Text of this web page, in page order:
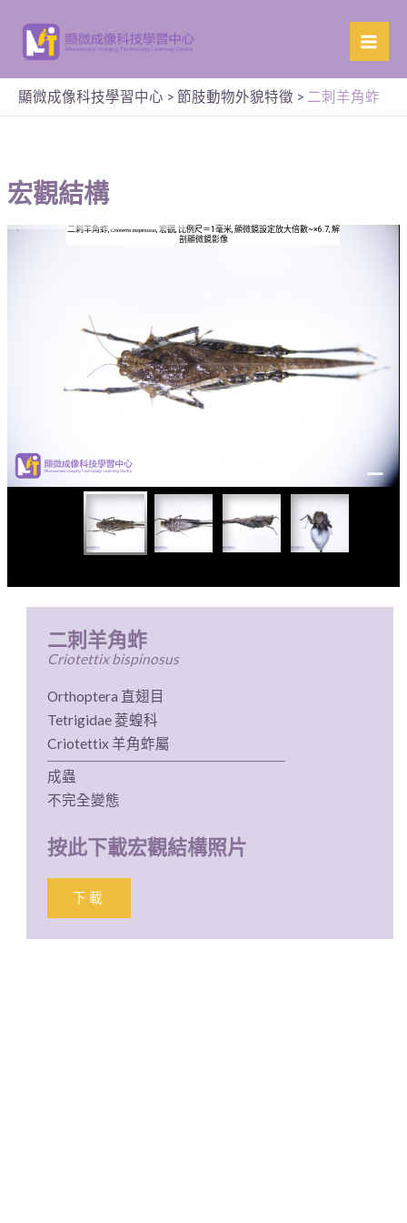
顯微成像科技學習中心 > 節肢動物外貌特徵 > 二刺羊角蚱
宏觀結構
二刺羊角蚱, Criotettix bispinosus, 宏觀, 比例尺＝1毫米, 顯微鏡設定放大倍數~×6.7, 解
剖顯微鏡影像
二刺羊角蚱
Criotettix bispinosus
Orthoptera 直翅目
Tetrigidae 菱蝗科
Criotettix 羊角蚱屬
成蟲
不完全變態
按此下載宏觀結構照片
下載